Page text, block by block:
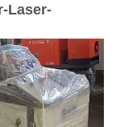
Laser-